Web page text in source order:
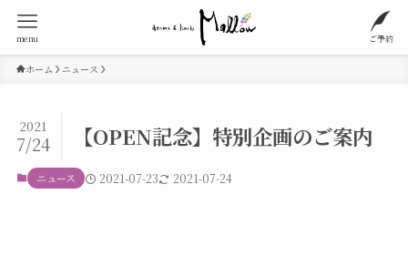
ご予約
menu
ホーム ニュース
【OPEN記念】特別企画のご案内
2021
7/24
ニュース 2021-07-23 2021-07-24